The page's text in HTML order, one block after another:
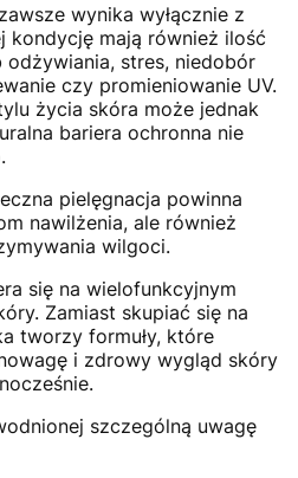
wynika wyłącznie z
kondycję mają również ilość
stres, niedobór
czy promieniowanie UV.
życia skóra może jednak
bariera ochronna nie
pielęgnacja powinna
nawilżenia, ale również
wilgoci.
się na wielofunkcyjnym
Zamiast skupiać się na
tworzy formuły, które
i zdrowy wygląd skóry
szczególną uwagę